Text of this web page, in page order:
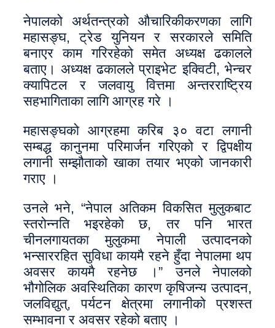
नेपालको अर्थतन्त्रको औचारिकीकरणका लागि
महासङ्घ, ट्रेड युनियन र सरकारले समिति
बनाएर काम गरिरहेको समेत अध्यक्ष ढकालले
बताए। अध्यक्ष ढकालले प्राइभेट इक्विटी, भेन्चर
क्यापिटल र जलवायु वित्तमा अन्तरराष्ट्रिय
सहभागिताका लागि आग्रह गरे ।
महासङ्घको आग्रहमा करिब ३० वटा लगानी
सम्बद्ध कानुनमा परिमार्जन गरिएको र द्विपक्षीय
लगानी सम्झौताको खाका तयार भएको जानकारी
गराए ।
उनले भने, “नेपाल अतिकम विकसित मुलुकबाट
स्तरोन्नति भइरहेको छ, तर पनि भारत
चीनलगायतका मुलुकमा नेपाली उत्पादनको
भन्साररहित सुविधा कायमै रहने हुँदा नेपालमा थप
अवसर कायमै रहनेछ ।” उनले नेपालको
भौगोलिक अवस्थितिका कारण कृषिजन्य उत्पादन,
जलविद्युत्, पर्यटन क्षेत्रमा लगानीको प्रशस्त
सम्भावना र अवसर रहेको बताए ।